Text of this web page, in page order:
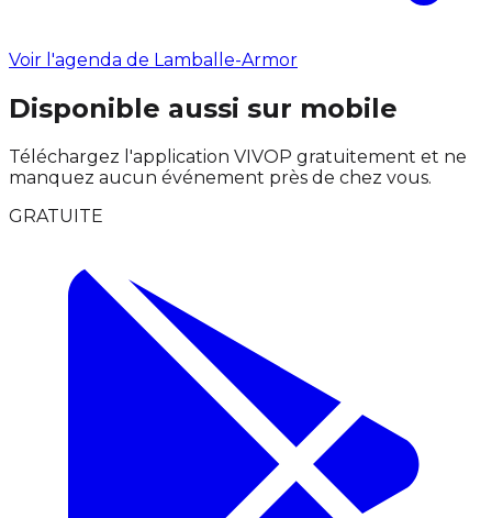
Voir l'agenda de Lamballe-Armor
Disponible aussi sur mobile
Téléchargez l'application VIVOP gratuitement et ne
manquez aucun événement près de chez vous.
GRATUITE